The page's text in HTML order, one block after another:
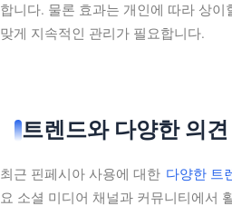
합니다. 물론 효과는 개인에 따라 상이
맞게 지속적인 관리가 필요합니다.
트렌드와 다양한 의견
최근 핀페시아 사용에 대한 다양한 트
요 소셜 미디어 채널과 커뮤니티에서